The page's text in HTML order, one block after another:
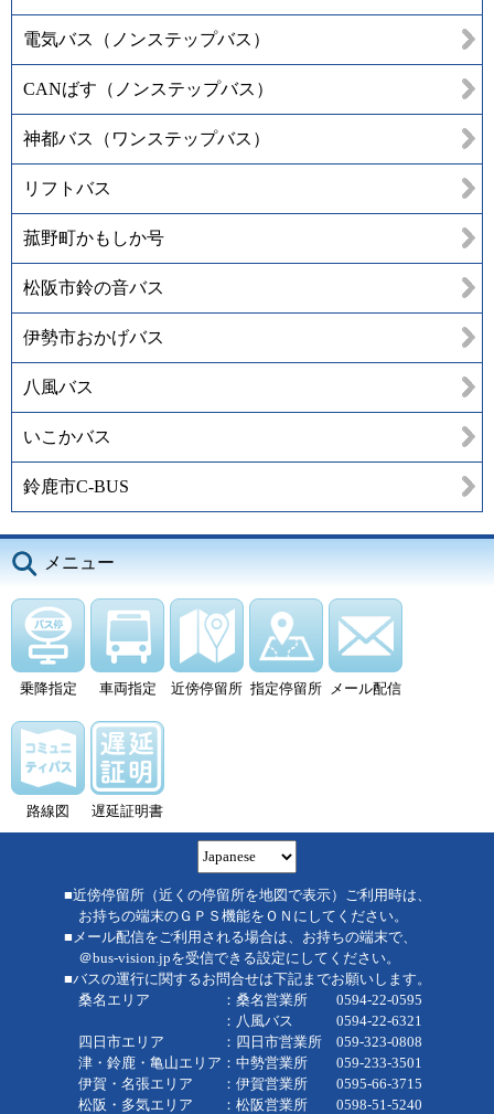
電気バス（ノンステップバス）
CANばす（ノンステップバス）
神都バス（ワンステップバス）
リフトバス
菰野町かもしか号
松阪市鈴の音バス
伊勢市おかげバス
八風バス
いこかバス
鈴鹿市C-BUS
メニュー
乗降指定 車両指定 近傍停留所 指定停留所 メール配信
路線図 遅延証明書
■近傍停留所（近くの停留所を地図で表示）ご利用時は、
お持ちの端末のＧＰＳ機能をＯＮにしてください。
■メール配信をご利用される場合は、お持ちの端末で、
＠bus-vision.jpを受信できる設定にしてください。
■バスの運行に関するお問合せは下記までお願いします。
桑名エリア ：桑名営業所 0594-22-0595
：八風バス 0594-22-6321
四日市エリア ：四日市営業所 059-323-0808
津・鈴鹿・亀山エリア：中勢営業所 059-233-3501
伊賀・名張エリア ：伊賀営業所 0595-66-3715
松阪・多気エリア ：松阪営業所 0598-51-5240